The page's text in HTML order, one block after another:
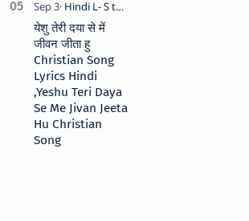
येशु तेरी दया से में
जीवन जीता हु
Christian Song
Lyrics Hindi
,Yeshu Teri Daya
Se Me Jivan Jeeta
Hu Christian
Song